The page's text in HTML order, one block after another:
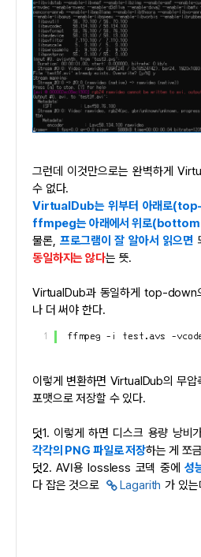
그런데 이것만으로는 완벽하게 VirtualDub과 동일하게 저장할
수 없다.
VirtualDub는 위부터 아래로
ffmpeg는 아래에서 위로
물론,프로그램이 잘 알아서 읽으면
동일하지는 않다는 뜻.
VirtualDub과 동일하게 top-down으로 저장하려면 옵션을 하
나 더 써야 한다.
1 ffmpeg -i test.avs -
이렇게 변환하면 VirtualDub의 무압축 RGB와 완벽하게 동일한
포맷으로 저장할 수 있다.
덧1. 이렇게 하면 디스크 용량 낭
각각의 PNG 파일로 저장하는 게 쪼
덧2. AVI용 lossless 코덱 중에성
다 잡은 것으로
Lagarith 가 있